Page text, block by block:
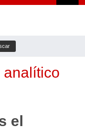
analítico
el